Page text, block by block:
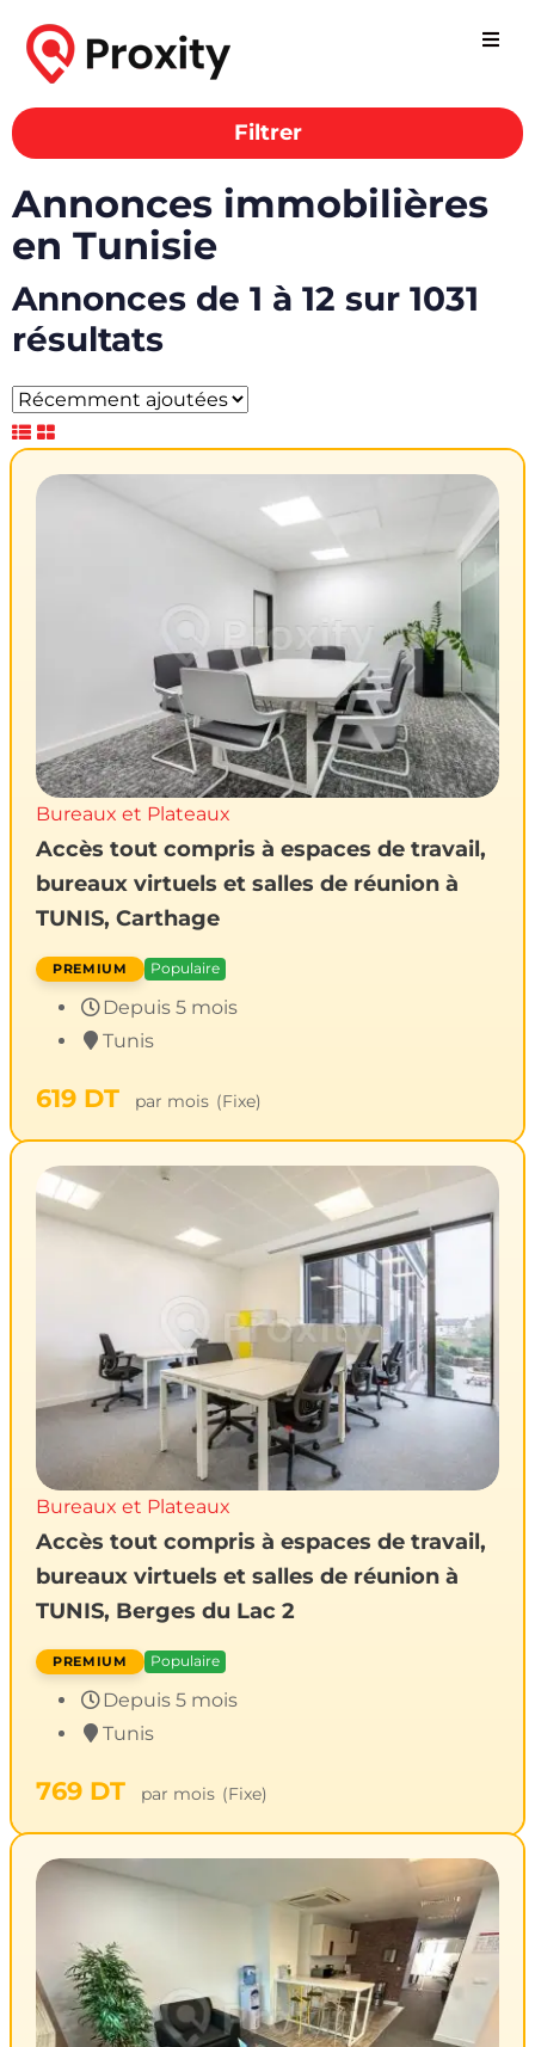
Filtrer
Annonces immobilières
en Tunisie
Annonces de 1 à 12 sur 1031
résultats
Bureaux et Plateaux
Accès tout compris à espaces de travail,
bureaux virtuels et salles de réunion à
TUNIS, Carthage
Populaire
Depuis 5 mois
Tunis
619 DT par mois (Fixe)
Bureaux et Plateaux
Accès tout compris à espaces de travail,
bureaux virtuels et salles de réunion à
TUNIS, Berges du Lac 2
Populaire
Depuis 5 mois
Tunis
769 DT par mois (Fixe)